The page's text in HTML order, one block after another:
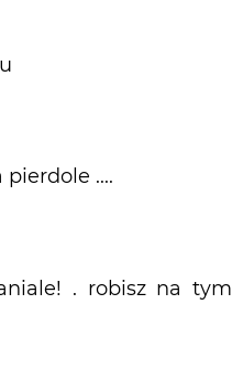
....
. robisz na tym